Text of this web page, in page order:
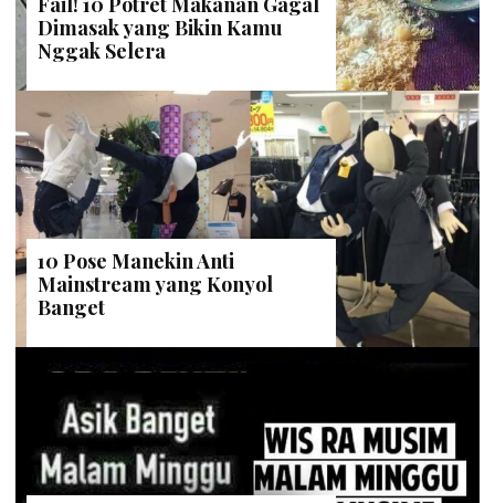
Dimasak yang Bikin Kamu
Nggak Selera
10 Pose Manekin Anti
Mainstream yang Konyol
Banget